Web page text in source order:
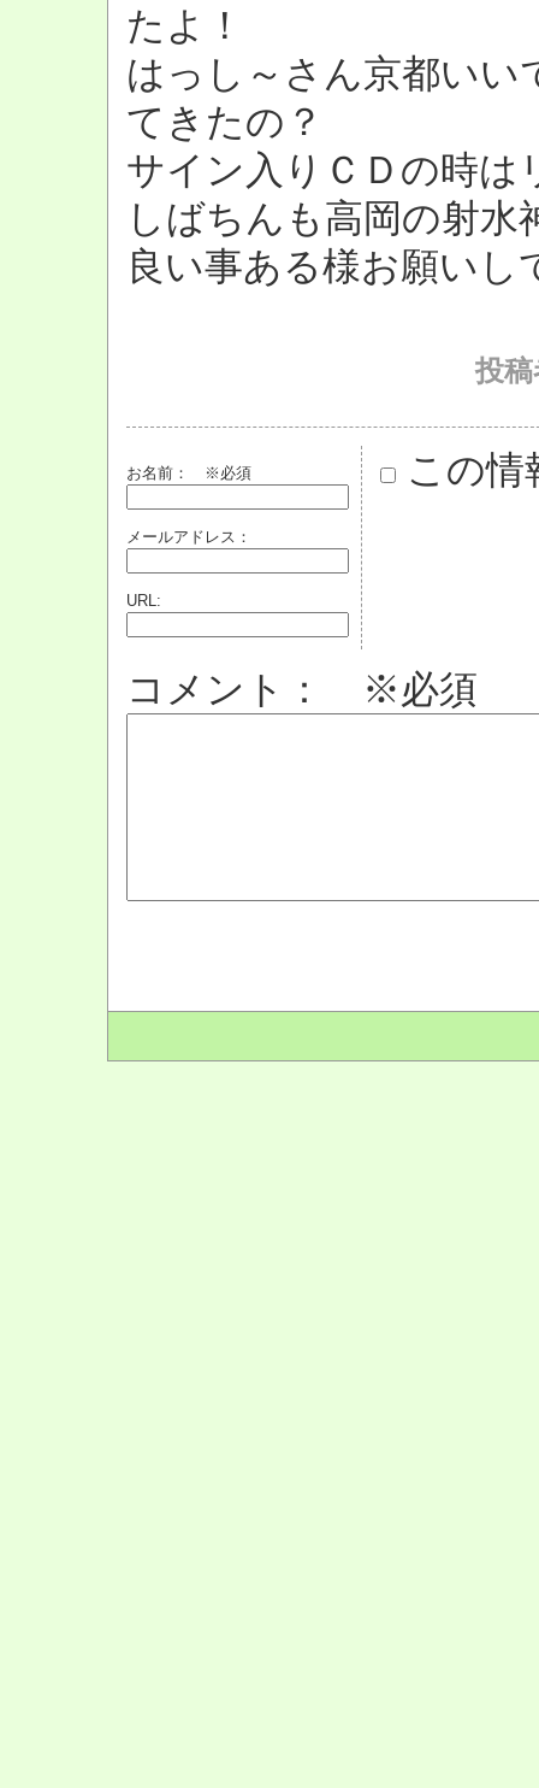
たよ！
はっし～さん京都い
てきたの？
サイン入りＣＤの時は
しばちんも高岡の射
良い事ある様お願いし
投
お名前： ※必須
メールアドレス：
URL:
この情
コメント： ※必須